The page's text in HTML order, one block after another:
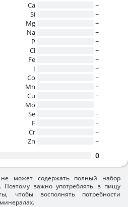
Ca
~
Si
~
Mg
~
Na
~
P
~
Cl
~
Fe
~
I
~
Co
~
Mn
~
Cu
~
Mo
~
Se
~
F
~
Cr
~
Zn
~
0
не может содержать полный набор
важно употреблять в пищу
чтобы восполнять потребности